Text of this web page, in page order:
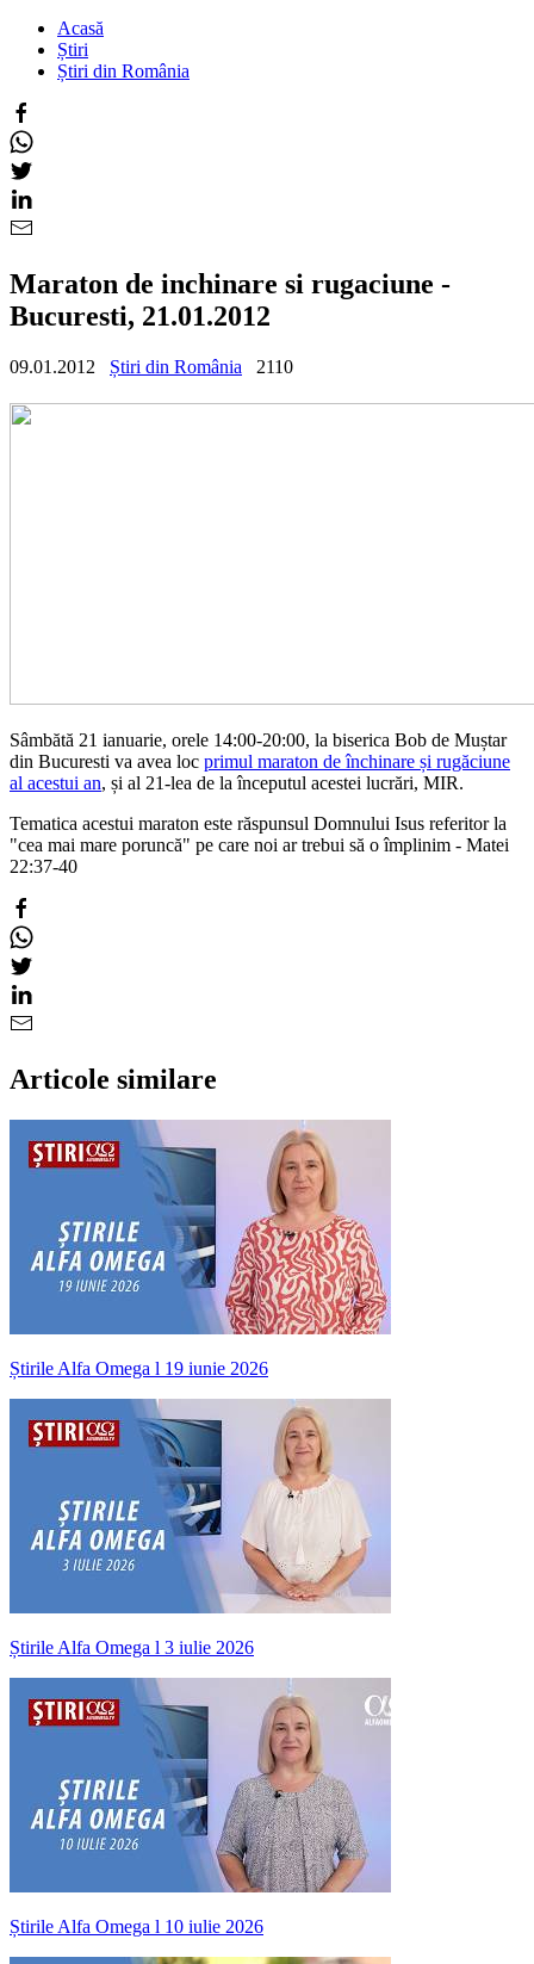
Acasă
Știri
Știri din România
Maraton de inchinare si rugaciune -
Bucuresti, 21.01.2012
09.01.2012 Știri din România 2110
Sâmbătă 21 ianuarie, orele 14:00-20:00, la biserica Bob de Muștar
din Bucuresti va avea loc primul maraton de închinare și rugăciune
al acestui an, și al 21-lea de la începutul acestei lucrări, MIR.
Tematica acestui maraton este răspunsul Domnului Isus referitor la
"cea mai mare poruncă" pe care noi ar trebui să o împlinim - Matei
22:37-40
Articole similare
Știrile Alfa Omega l 19 iunie 2026
Știrile Alfa Omega l 3 iulie 2026
Știrile Alfa Omega l 10 iulie 2026